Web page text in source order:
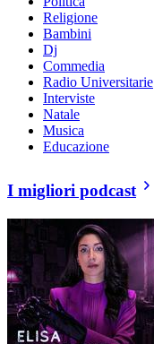
Religione
Bambini
Dj
Commedia
Radio Universitarie
Interviste
Natale
Musica
Educazione
I migliori podcast